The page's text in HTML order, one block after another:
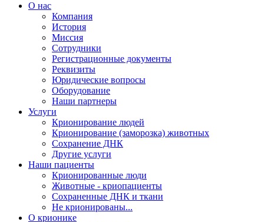
О нас
Компания
История
Миссия
Сотрудники
Регистрационные документы
Реквизиты
Юридические вопросы
Оборудование
Наши партнеры
Услуги
Крионирование людей
Крионирование (заморозка) животных
Сохранение ДНК
Другие услуги
Наши пациенты
Крионированные люди
Животные - криопациенты
Сохраненные ДНК и ткани
Не крионированы...
О крионике